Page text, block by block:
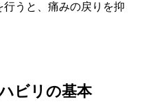
うと、痛みの戻りを抑
ビリの基本